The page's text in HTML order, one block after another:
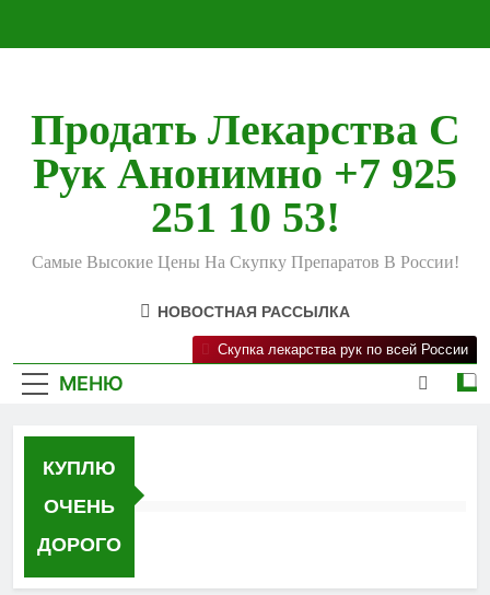
Продать Лекарства С
Рук Анонимно +7 925
251 10 53!
Самые Высокие Цены На Скупку Препаратов В России!
НОВОСТНАЯ РАССЫЛКА
МЕНЮ
Скупка лекарства рук по всей России
КУПЛЮ
ОЧЕНЬ
ДОРОГО